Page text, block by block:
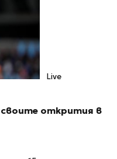
Live
своите открития в